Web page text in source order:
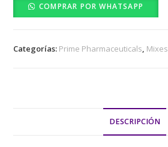
COMPRAR POR WHATSAPP
Categorías: Prime Pharmaceuticals, Mixes
DESCRIPCIÓN